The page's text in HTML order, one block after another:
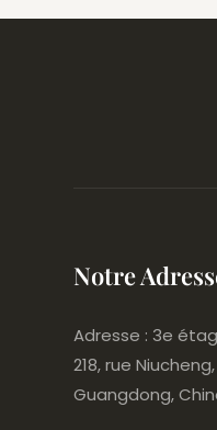
Notre
Adresse : 3e
218, rue
Guangdong,